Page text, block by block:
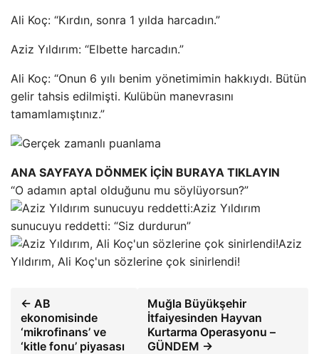
Ali Koç: “Kırdın, sonra 1 yılda harcadın.”
Aziz Yıldırım: “Elbette harcadın.”
Ali Koç: “Onun 6 yılı benim yönetimimin hakkıydı. Bütün
gelir tahsis edilmişti. Kulübün manevrasını
tamamlamıştınız.”
ANA SAYFAYA DÖNMEK İÇİN BURAYA TIKLAYIN
“O adamın aptal olduğunu mu söylüyorsun?”
Aziz Yıldırım
sunucuyu reddetti: “Siz durdurun”
Aziz
Yıldırım, Ali Koç'un sözlerine çok sinirlendi!
← AB
ekonomisinde
‘mikrofinans’ ve
‘kitle fonu’ piyasası
Muğla Büyükşehir
İtfaiyesinden Hayvan
Kurtarma Operasyonu –
GÜNDEM →